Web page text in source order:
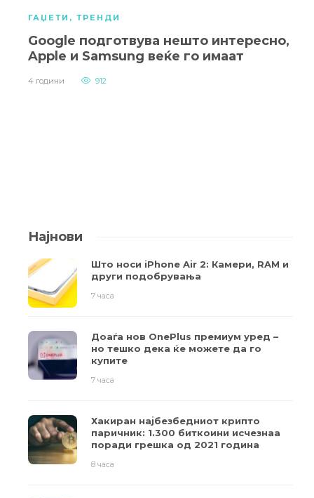
ГАЏЕТИ , ТРЕНДИ
Google подготвува нешто интересно,
Apple и Samsung веќе го имаат
4 години 912
Најнови
Што носи iPhone Air 2: Камери, RAM и
други подобрувања
7 часа
Доаѓа нов OnePlus премиум уред –
но тешко дека ќе можете да го
купите
7 часа
Хакиран најбезбедниот крипто
паричник: 1.300 биткоини исчезнаа
поради грешка од 2021 година
8 часа